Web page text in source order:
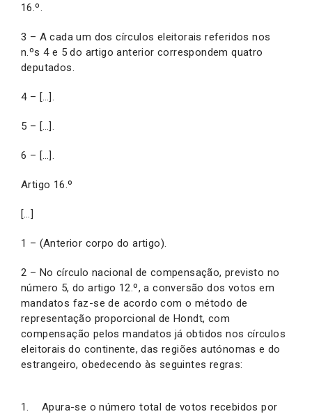
16.º.
3 – A cada um dos círculos eleitorais referidos nos
n.ºs 4 e 5 do artigo anterior correspondem quatro
deputados.
4 – […].
5 – […].
6 – […].
Artigo 16.º
[…]
1 – (Anterior corpo do artigo).
2 – No círculo nacional de compensação, previsto no
número 5, do artigo 12.º, a conversão dos votos em
mandatos faz-se de acordo com o método de
representação proporcional de Hondt, com
compensação pelos mandatos já obtidos nos círculos
eleitorais do continente, das regiões autónomas e do
estrangeiro, obedecendo às seguintes regras:
Apura-se o número total de votos recebidos por